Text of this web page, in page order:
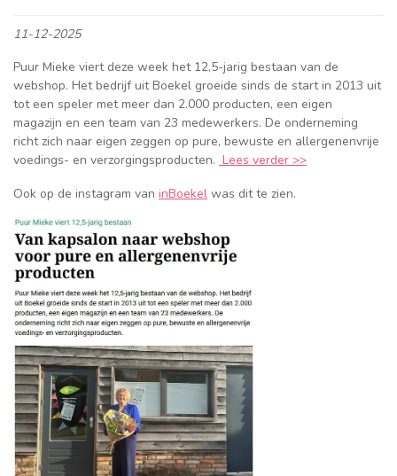
11-12-2025
Puur Mieke viert deze week het 12,5-jarig bestaan van de
webshop. Het bedrijf uit Boekel groeide sinds de start in 2013 uit
tot een speler met meer dan 2.000 producten, een eigen
magazijn en een team van 23 medewerkers. De onderneming
richt zich naar eigen zeggen op pure, bewuste en allergenenvrije
voedings- en verzorgingsproducten. Lees verder >>
Ook op de instagram van inBoekel was dit te zien.